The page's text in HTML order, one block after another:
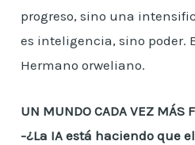
progreso, sino una
es inteligencia, sino poder.
Hermano orweliano.
UN MUNDO CADA VEZ MÁS
-¿La IA está haciendo que